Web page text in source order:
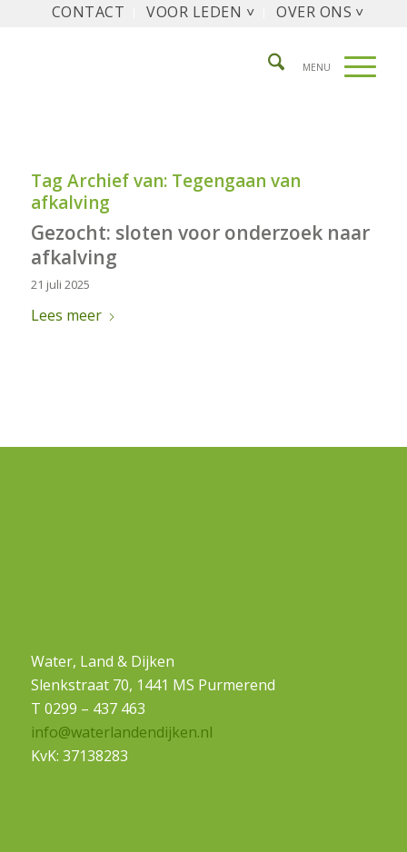
CONTACT VOOR LEDEN ˅ OVER ONS ˅
Tag Archief van: Tegengaan van
afkalving
Gezocht: sloten voor onderzoek naar
afkalving
21 juli 2025
Lees meer
Water, Land & Dijken
Slenkstraat 70, 1441 MS Purmerend
T 0299 – 437 463
info@waterlandendijken.nl
KvK: 37138283